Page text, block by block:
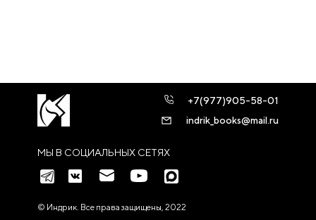
МЫ В СОЦИАЛЬНЫХ СЕТЯХ
+7(977)905-58-01
indrik_books@mail.ru
© Индрик. Все права защищены, 2022